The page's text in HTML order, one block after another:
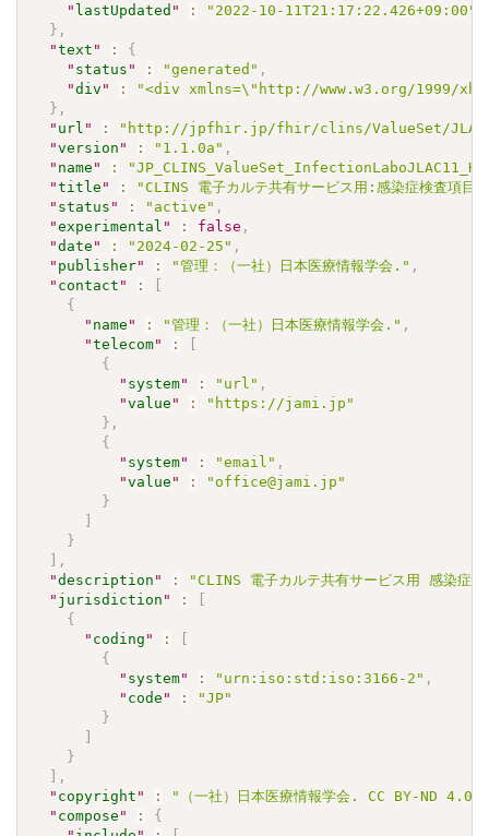
" lastUpdated " :
"2022-10-11T21:17:22.426+09:00"
} ,
"text " :
{
" status " : "generated" ,
"div " :
"<div xmlns=\"http://www.w3.org/1999/
} ,
" url " :
"http://jpfhir.jp/fhir/clins/ValueSet/JLAC11/
"version " : "1.1.0a" ,
" name " :
"title " :
"CLINS 電子カルテ共有サービス用:感染症検査項
" status " : "active" ,
"experimental " : false ,
"date " : "2024-02-25" ,
" publisher" : "管理：（一社）日本医療情報学会." ,
" contact " :
{
" name " : "管理：（一社）日本医療情報学会." ,
"telecom" :
{
" system" : "url" ,
"value " :
"https://jami.jp"
} ,
{
" system" : "email" ,
"value " :
"office@jami.jp"
}
}
,
"description " :
"CLINS 電子カルテ共有サービス用 感染症
" jurisdiction " :
{
" coding " :
{
" system" : "urn:iso:std:iso:3166-2" ,
" code " :
"JP"
}
}
,
" copyright " : "（一社）日本医療情報学会. CC BY-ND 4.0"
" compose " :
{